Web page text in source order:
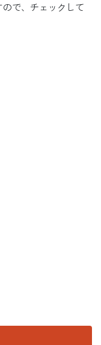
で、チェックして